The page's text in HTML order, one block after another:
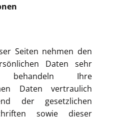
Seiten nehmen den
Daten sehr
Ihre
Daten vertraulich
der gesetzlichen
sowie dieser